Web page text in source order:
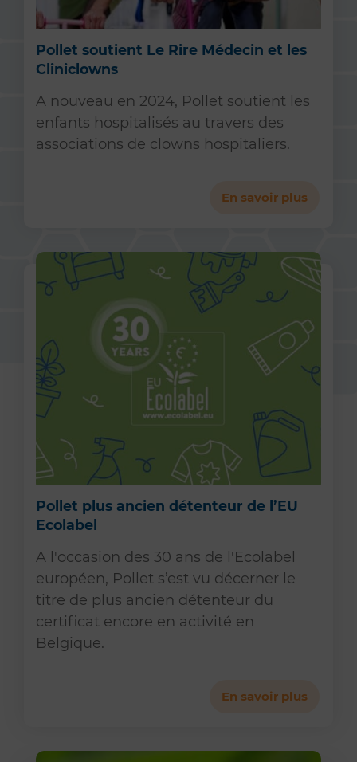
Pollet soutient Le Rire Médecin et les
Cliniclowns
A nouveau en 2024, Pollet soutient les
enfants hospitalisés au travers des
associations de clowns hospitaliers.
En savoir plus
Pollet plus ancien détenteur de l’EU
Ecolabel
A l'occasion des 30 ans de l'Ecolabel
européen, Pollet s’est vu décerner le
titre de plus ancien détenteur du
certificat encore en activité en
Belgique.
En savoir plus